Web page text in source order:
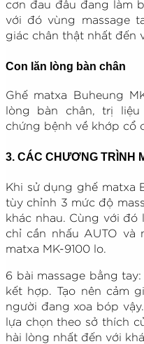
cơn đau đâu đang làm
với đó vùng massage
giác chân thật nhất đến
Con lăn lòng bàn chân
Ghế matxa Buheung
lòng bàn chân, trị
chứng bệnh về khớp cổ
3. CÁC CHƯƠNG TRÌNH
Khi sử dụng ghế matxa
tùy chỉnh 3 mức độ
khác nhau. Cùng với đó
chỉ cần nhấu AUTO và
matxa MK-9100 lo.
6 bài massage bằng
kết hợp. Tạo nên cảm
người đang xoa bóp
lựa chọn theo sở thích
hài lòng nhất đến với